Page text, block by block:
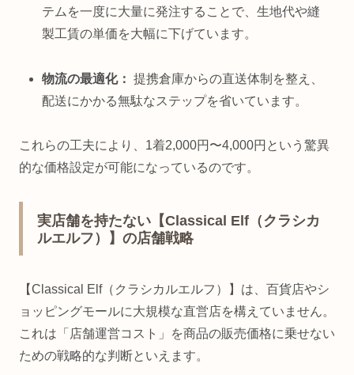
テムを一度に大量に発注することで、生地代や縫
製工賃の単価を大幅に下げています。
物流の最適化： 提携倉庫からの直送体制を整え、
配送にかかる無駄なステップを省いています。
これらの工夫により、1着2,000円〜4,000円という驚異
的な価格設定が可能になっているのです。
実店舗を持たない【Classical Elf（クラシカ
ルエルフ）】の店舗戦略
【Classical Elf（クラシカルエルフ）】は、百貨店やシ
ョッピングモールに大規模な直営店を構えていません。
これは「店舗運営コスト」を商品の販売価格に乗せない
ための戦略的な判断といえます。